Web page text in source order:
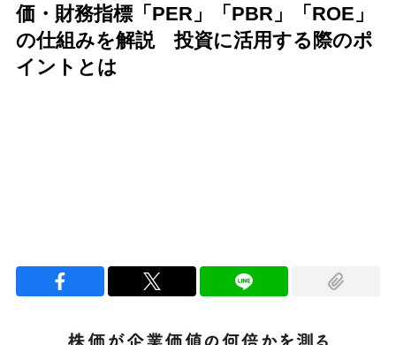
価・財務指標「PER」「PBR」「ROE」
の仕組みを解説 投資に活用する際のポ
イントとは